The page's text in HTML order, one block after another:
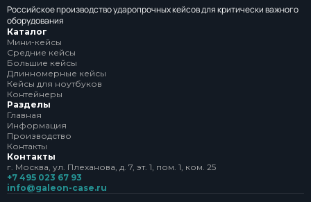
Российское производство ударопрочных кейсов для критически важного
оборудования
Каталог
Мини-кейсы
Средние кейсы
Большие кейсы
Длинномерные кейсы
Кейсы для ноутбуков
Контейнеры
Разделы
Главная
Информация
Производство
Контакты
Контакты
г. Москва, ул. Плеханова, д. 7, эт. 1, пом. 1, ком. 25
+7 495 023 67 93
info@galeon-case.ru